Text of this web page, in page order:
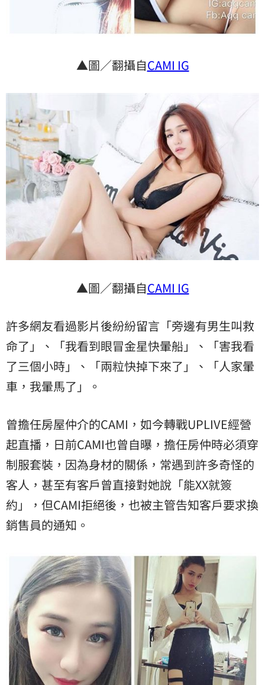
▲圖／翻攝自CAMI IG
▲圖／翻攝自CAMI IG
許多網友看過影片後紛紛留言「旁邊有男生叫救
命了」、「我看到眼冒金星快暈船」、「害我看
了三個小時」、「兩粒快掉下來了」、「人家暈
車，我暈馬了」。
曾擔任房屋仲介的CAMI，如今轉戰UPLIVE經營
起直播，日前CAMI也曾自曝，擔任房仲時必須穿
制服套裝，因為身材的關係，常遇到許多奇怪的
客人，甚至有客戶曾直接對她說「能XX就簽
約」，但CAMI拒絕後，也被主管告知客戶要求換
銷售員的通知。